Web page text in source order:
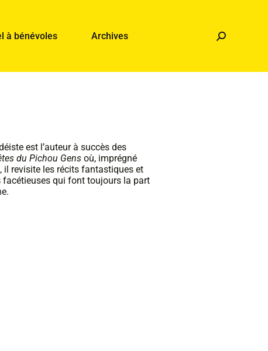
à bénévoles Archives
est l’auteur à succès des
du Pichou Gens où, imprégné
il revisite les récits fantastiques et
qui font toujours la part